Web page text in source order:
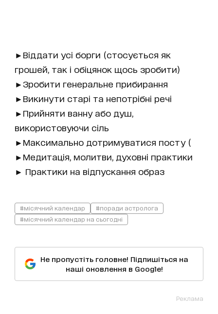
►Віддати усі борги (стосується як
грошей, так і обіцянок щось зробити)
►Зробити генеральне прибирання
►Викинути старі та непотрібні речі
►Прийняти ванну або душ,
використовуючи сіль
►Максимально дотримуватися посту (
►Медитація, молитви, духовні практики
► Практики на відпускання образ
#місячний календар
#поради астролога
#місячний календар на сьогодні
Не пропустіть головне! Підпишіться на
наші оновлення в Google!
Реклама